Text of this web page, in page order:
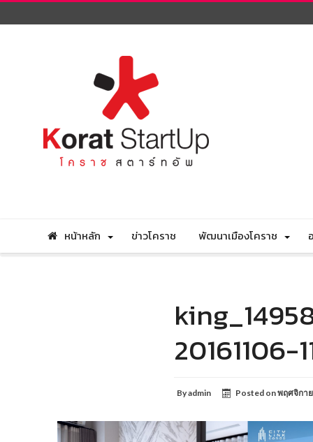
หน้าหลัก ข่าวโคราช พัฒนาเมืองโคราช
20161106-
Byadmin Posted onพฤศจิกา